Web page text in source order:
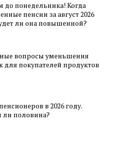
до понедельника! Когда
пенсии за август 2026
ли она повышенной?
вопросы уменьшения
для покупателей продуктов
в 2026 году.
ли половина?